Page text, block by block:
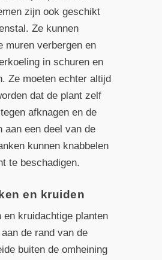
zijn ook geschikt
Ze kunnen
muren verbergen en
in schuren en
Ze moeten echter altijd
dat de plant zelf
afknagen en de
aan een deel van de
kunnen knabbelen
te beschadigen.
en kruiden
kruidachtige planten
de rand van de
buiten de omheining